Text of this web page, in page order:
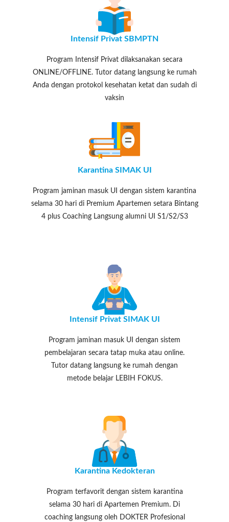
Intensif Privat SBMPTN
Program Intensif Privat dilaksanakan secara
ONLINE/OFFLINE. Tutor datang langsung ke rumah
Anda dengan protokol kesehatan ketat dan sudah di
vaksin
Karantina SIMAK UI
Program jaminan masuk UI dengan sistem karantina
selama 30 hari di Premium Apartemen setara Bintang
4 plus Coaching Langsung alumni UI S1/S2/S3
Intensif Privat SIMAK UI
Program jaminan masuk UI dengan sistem
pembelajaran secara tatap muka atau online.
Tutor datang langsung ke rumah dengan
metode belajar LEBIH FOKUS.
Karantina Kedokteran
Program terfavorit dengan sistem karantina
selama 30 hari di Apartemen Premium. Di
coaching langsung oleh DOKTER Profesional